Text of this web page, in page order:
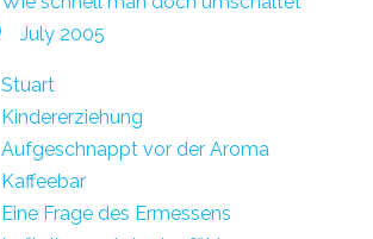
July 2005
Stuart
Kindererziehung
Aufgeschnappt vor der Aroma
Kaffeebar
Eine Frage des Ermessens